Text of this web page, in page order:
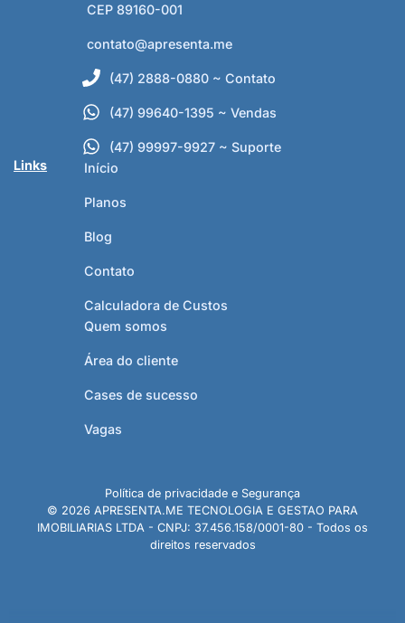
CEP 89160-001
contato@apresenta.me
(47) 2888-0880 ~ Contato
(47) 99640-1395 ~ Vendas
(47) 99997-9927 ~ Suporte
Links
Início
Planos
Blog
Contato
Calculadora de Custos
Quem somos
Área do cliente
Cases de sucesso
Vagas
© 2026 APRESENTA.ME TECNOLOGIA E GESTAO PARA
IMOBILIARIAS LTDA - CNPJ: 37.456.158/0001-80 - Todos os
direitos reservados
Política de privacidade e Segurança